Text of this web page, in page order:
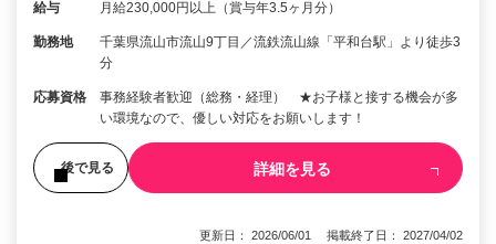
給与 月給230,000円以上（賞与年3.5ヶ月分）
勤務地
千葉県流山市流山9丁目／流鉄流山線「平和台駅」より徒歩3
分
応募資格
事務経験者歓迎（総務・経理） ★お子様と接する機会が多
い環境なので、優しい対応をお願いします！
後で見る 詳細を見る
更新日： 2026/06/01 掲載終了日： 2027/04/02